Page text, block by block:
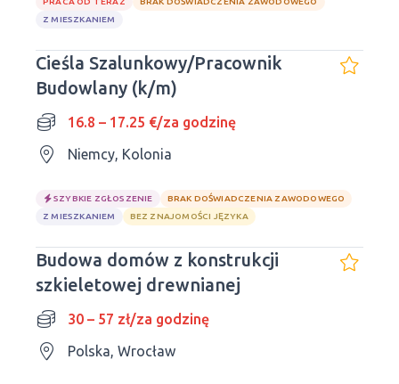
Z MIESZKANIEM
Cieśla Szalunkowy/Pracownik
Budowlany (k/m)
16.8 – 17.25 €/za godzinę
Niemcy, Kolonia
SZYBKIE ZGŁOSZENIE
BRAK DOŚWIADCZENIA ZAWODOWEGO
Z MIESZKANIEM
BEZ ZNAJOMOŚCI JĘZYKA
Budowa domów z konstrukcji
szkieletowej drewnianej
30 – 57 zł/za godzinę
Polska, Wrocław